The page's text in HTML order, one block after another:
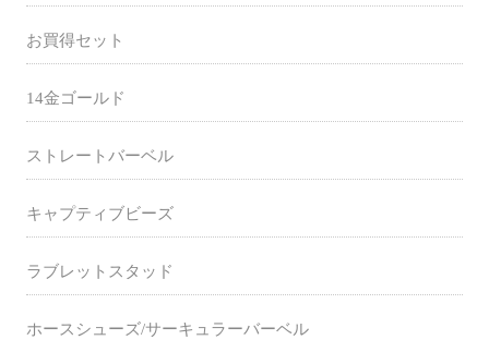
お買得セット
14金ゴールド
ストレートバーベル
キャプティブビーズ
ラブレットスタッド
ホースシューズ/サーキュラーバーベル